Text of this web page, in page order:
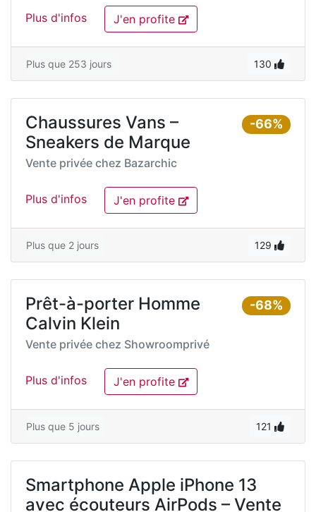
Plus d'infos J'en profite
Plus que 253 jours 130
-66%
Chaussures Vans –
Sneakers de Marque
Vente privée chez Bazarchic
Plus d'infos J'en profite
Plus que 2 jours 129
-68%
Prêt-à-porter Homme
Calvin Klein
Vente privée chez Showroomprivé
Plus d'infos J'en profite
Plus que 5 jours 121
Smartphone Apple iPhone 13
avec écouteurs AirPods – Vente